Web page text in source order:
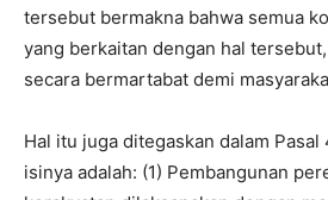
tersebut bermakna bahwa semua
yang berkaitan dengan hal
secara bermartabat demi
Hal itu juga ditegaskan dalam Pasal
isinya adalah: (1) Pembangunan